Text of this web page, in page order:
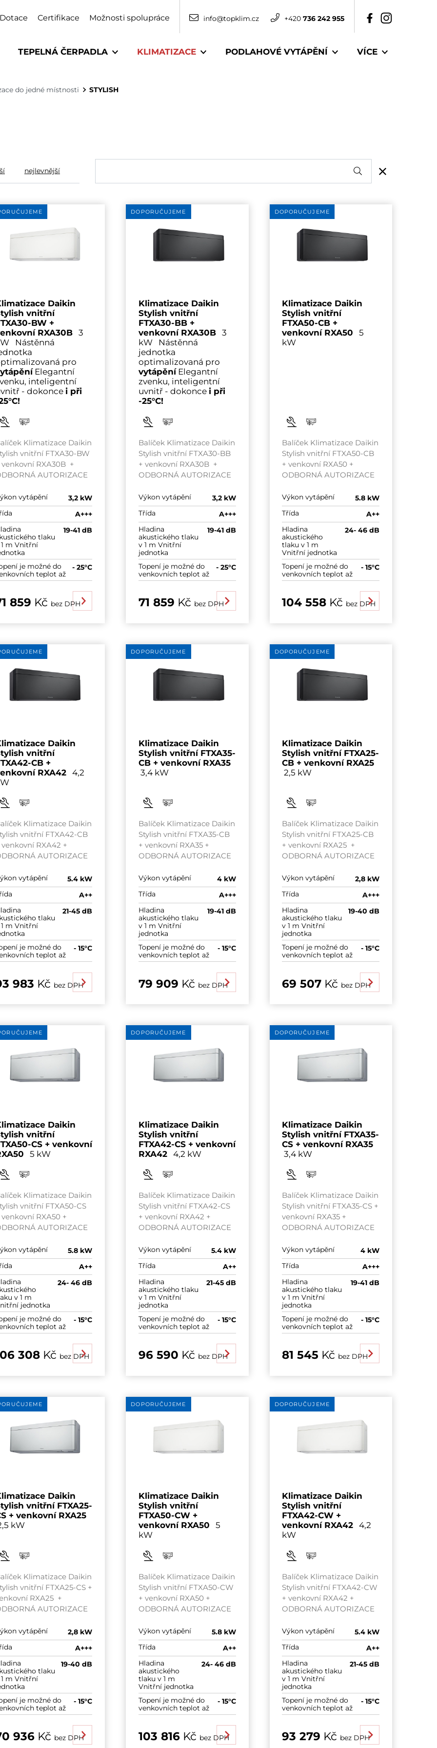
Dotace Certifikace Možnosti spolupráce info@topklim.cz +420 736 242 955
TEPELNÁ ČERPADLA KLIMATIZACE PODLAHOVÉ VYTÁPĚNÍ VÍCE
do jedné místnosti STYLISH
nejlevnější
Daikin
vnitřní
BW +
RXA30B3
Nástěnná
pro
Elegantní
inteligentní
- dokonce i při
Klimatizace Daikin
vnitřní FTXA30-BW
venkovní RXA30B +
AUTORIZACE
vytápění
3,2 kW
A+++
tlaku
m Vnitřní
19-41 dB
je možné do
teplot až
- 25°C
859 Kč bez DPH
DOPORUČUJEME
Klimatizace Daikin
Stylish vnitřní
FTXA30-BB +
venkovní RXA30B 3
kW Nástěnná
jednotka
optimalizovaná pro
vytápěníElegantní
zvenku, inteligentní
uvnitř - dokonce i při
-25°C!
Balíček Klimatizace Daikin
Stylish vnitřní FTXA30-BB
+ venkovní RXA30B +
ODBORNÁ AUTORIZACE
Výkon vytápění
3,2 kW
Třída
A+++
Hladina
akustického tlaku
v 1 m Vnitřní
jednotka
19-41 dB
Topení je možné do
venkovních teplot až
- 25°C
71 859 Kč bez DPH
DOPORUČUJEME
Klimatizace Daikin
Stylish vnitřní
FTXA50-CB +
venkovní RXA50 5
kW
Balíček Klimatizace Daikin
Stylish vnitřní FTXA50-CB
+ venkovní RXA50 +
ODBORNÁ AUTORIZACE
Výkon vytápění
5.8 kW
Třída
A++
Hladina
akustického
tlaku v 1 m
Vnitřní jednotka
24- 46 dB
Topení je možné do
venkovních teplot až
- 15°C
104 558 Kč bez DPH
Daikin
vnitřní
CB +
RXA424,2
Klimatizace Daikin
vnitřní FTXA42-CB
venkovní RXA42 +
AUTORIZACE
vytápění
5.4 kW
A++
tlaku
m Vnitřní
21-45 dB
je možné do
teplot až
- 15°C
983 Kč bez DPH
DOPORUČUJEME
Klimatizace Daikin
Stylish vnitřní FTXA35-
CB + venkovní RXA35
3,4 kW
Balíček Klimatizace Daikin
Stylish vnitřní FTXA35-CB
+ venkovní RXA35 +
ODBORNÁ AUTORIZACE
Výkon vytápění
4 kW
Třída
A+++
Hladina
akustického tlaku
v 1 m Vnitřní
jednotka
19-41 dB
Topení je možné do
venkovních teplot až
- 15°C
79 909 Kč bez DPH
DOPORUČUJEME
Klimatizace Daikin
Stylish vnitřní FTXA25-
CB + venkovní RXA25
2,5 kW
Balíček Klimatizace Daikin
Stylish vnitřní FTXA25-CB
+ venkovní RXA25 +
ODBORNÁ AUTORIZACE
Výkon vytápění
2,8 kW
Třída
A+++
Hladina
akustického tlaku
v 1 m Vnitřní
jednotka
19-40 dB
Topení je možné do
venkovních teplot až
- 15°C
69 507 Kč bez DPH
Daikin
vnitřní
CS + venkovní
5 kW
Klimatizace Daikin
vnitřní FTXA50-CS
venkovní RXA50 +
AUTORIZACE
vytápění
5.8 kW
A++
v 1 m
jednotka
24- 46 dB
je možné do
teplot až
- 15°C
308 Kč bez DPH
DOPORUČUJEME
Klimatizace Daikin
Stylish vnitřní
FTXA42-CS + venkovní
RXA42 4,2 kW
Balíček Klimatizace Daikin
Stylish vnitřní FTXA42-CS
+ venkovní RXA42 +
ODBORNÁ AUTORIZACE
Výkon vytápění
5.4 kW
Třída
A++
Hladina
akustického tlaku
v 1 m Vnitřní
jednotka
21-45 dB
Topení je možné do
venkovních teplot až
- 15°C
96 590 Kč bez DPH
DOPORUČUJEME
Klimatizace Daikin
Stylish vnitřní FTXA35-
CS + venkovní RXA35
3,4 kW
Balíček Klimatizace Daikin
Stylish vnitřní FTXA35-CS +
venkovní RXA35 +
ODBORNÁ AUTORIZACE
Výkon vytápění
4 kW
Třída
A+++
Hladina
akustického tlaku
v 1 m Vnitřní
jednotka
19-41 dB
Topení je možné do
venkovních teplot až
- 15°C
81 545 Kč bez DPH
Daikin
vnitřní FTXA25-
+ venkovní RXA25
kW
Klimatizace Daikin
vnitřní FTXA25-CS +
RXA25 +
AUTORIZACE
vytápění
2,8 kW
A+++
tlaku
m Vnitřní
19-40 dB
je možné do
teplot až
- 15°C
936 Kč bez DPH
DOPORUČUJEME
Klimatizace Daikin
Stylish vnitřní
FTXA50-CW +
venkovní RXA50 5
kW
Balíček Klimatizace Daikin
Stylish vnitřní FTXA50-CW
+ venkovní RXA50 +
ODBORNÁ AUTORIZACE
Výkon vytápění
5.8 kW
Třída
A++
Hladina
akustického
tlaku v 1 m
Vnitřní jednotka
24- 46 dB
Topení je možné do
venkovních teplot až
- 15°C
103 816 Kč bez DPH
DOPORUČUJEME
Klimatizace Daikin
Stylish vnitřní
FTXA42-CW +
venkovní RXA42 4,2
kW
Balíček Klimatizace Daikin
Stylish vnitřní FTXA42-CW
+ venkovní RXA42 +
ODBORNÁ AUTORIZACE
Výkon vytápění
5.4 kW
Třída
A++
Hladina
akustického tlaku
v 1 m Vnitřní
jednotka
21-45 dB
Topení je možné do
venkovních teplot až
- 15°C
93 279 Kč bez DPH